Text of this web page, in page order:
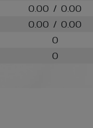
0.00 / 0.00
0.00 / 0.00
0
0